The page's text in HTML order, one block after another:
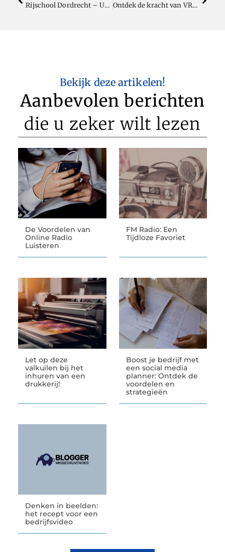
Rijschool Dordrecht – Uw Gids naar Veilige en Zelfverzekerde Bestuurders Ontdek de kracht van VRF-systemen met Technowacht.nl
Bekijk deze artikelen!
Aanbevolen berichten
die u zeker wilt lezen
De Voordelen van
Online Radio
Luisteren
FM Radio: Een
Tijdloze Favoriet
Let op deze
valkuilen bij het
inhuren van een
drukkerij!
Boost je bedrijf met
een social media
planner: Ontdek de
voordelen en
strategieën
Denken in beelden:
het recept voor een
bedrijfsvideo